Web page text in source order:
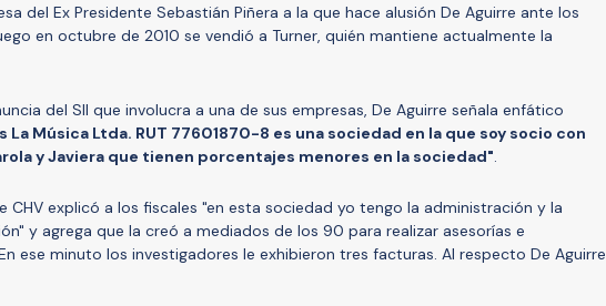
del Ex Presidente Sebastián Piñera a la que hace alusión De Aguirre ante los
en octubre de 2010 se vendió a Turner, quién mantiene actualmente la
del SII que involucra a una de sus empresas, De Aguirre señala enfático
La Música Ltda. RUT 77601870-8 es una sociedad en la que soy socio con
y Javiera que tienen porcentajes menores en la sociedad".
CHV explicó a los fiscales "en esta sociedad yo tengo la administración y la
y agrega que la creó a mediados de los 90 para realizar asesorías e
ese minuto los investigadores le exhibieron tres facturas. Al respecto De Aguirre